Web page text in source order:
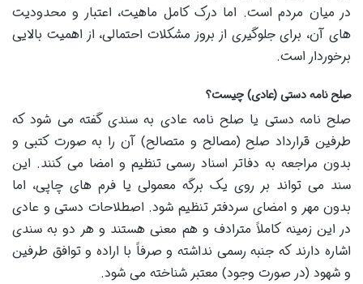
در میان مردم است. اما درک کامل ماهیت، اعتبار و محدودیت
های آن، برای جلوگیری از بروز مشکلات احتمالی، از اهمیت بالایی
برخوردار است.
صلح نامه دستی (عادی) چیست؟
صلح نامه دستی یا صلح نامه عادی به سندی گفته می شود که
طرفین قرارداد صلح (مصالح و متصالح) آن را به صورت کتبی و
بدون مراجعه به دفاتر اسناد رسمی تنظیم و امضا می کنند. این
سند می تواند بر روی یک برگه معمولی یا فرم های چاپی، اما
بدون مهر و امضای سردفتر تنظیم شود. اصطلاحات دستی و عادی
در این زمینه کاملاً مترادف و هم معنی هستند و هر دو به سندی
اشاره دارند که جنبه رسمی نداشته و صرفاً با اراده و توافق طرفین
و شهود (در صورت وجود) معتبر شناخته می شود.